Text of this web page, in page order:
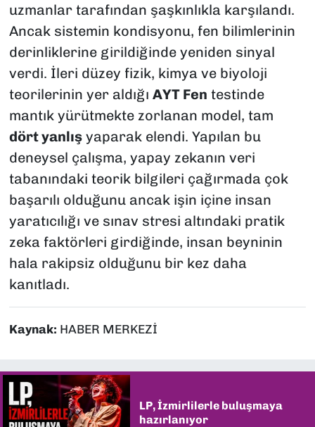
uzmanlar tarafından şaşkınlıkla karşılandı.
Ancak sistemin kondisyonu, fen bilimlerinin
derinliklerine girildiğinde yeniden sinyal
verdi. İleri düzey fizik, kimya ve biyoloji
teorilerinin yer aldığı AYT Fen testinde
mantık yürütmekte zorlanan model, tam
dört yanlışyaparak elendi. Yapılan bu
deneysel çalışma, yapay zekanın veri
tabanındaki teorik bilgileri çağırmada çok
başarılı olduğunu ancak işin içine insan
yaratıcılığı ve sınav stresi altındaki pratik
zeka faktörleri girdiğinde, insan beyninin
hala rakipsiz olduğunu bir kez daha
kanıtladı.
Kaynak: HABER MERKEZİ
LP, İzmirlilerle buluşmaya
hazırlanıyor